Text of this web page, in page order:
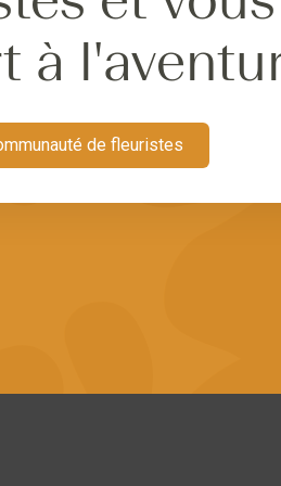
à
de fleuristes